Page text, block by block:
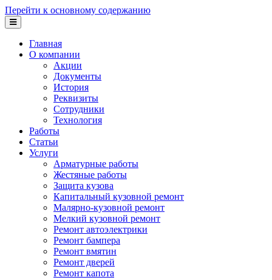
Перейти к основному содержанию
Главная
О компании
Акции
Документы
История
Реквизиты
Сотрудники
Технология
Работы
Статьи
Услуги
Арматурные работы
Жестяные работы
Защита кузова
Капитальный кузовной ремонт
Малярно-кузовной ремонт
Мелкий кузовной ремонт
Ремонт автоэлектрики
Ремонт бампера
Ремонт вмятин
Ремонт дверей
Ремонт капота